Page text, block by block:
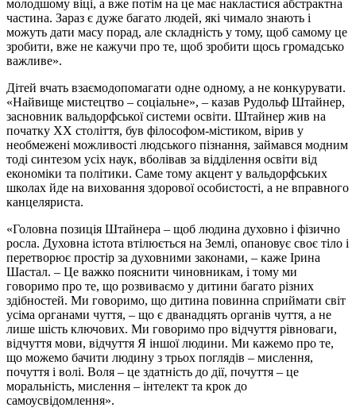
молодшому віці, а вже потім на це має накластися абстрактна
частина. Зараз є дуже багато людей, які чимало знають і
можуть дати масу порад, але складність у тому, щоб самому це
зробити, вже не кажучи про те, щоб зробити щось громадсько
важливе».
Дітей вчать взаємодопомагати одне одному, а не конкурувати.
«Найвище мистецтво – соціальне», – казав Рудольф Штайнер,
засновник вальдорфської системи освіти. Штайнер жив на
початку ХХ століття, був філософом-містиком, вірив у
необмежені можливості людського пізнання, займався модним
тоді синтезом усіх наук, вболівав за відділення освіти від
економіки та політики. Саме тому акцент у вальдорфських
школах йде на виховання здорової особистості, а не вправного
канцеляриста.
«Головна позиція Штайнера – щоб людина духовно і фізично
росла. Духовна істота втілюється на Землі, опановує своє тіло і
перетворює простір за духовними законами, – каже Ірина
Шастал. – Це важко пояснити чиновникам, і тому ми
говоримо про те, що розвиваємо у дитини багато різних
здібностей. Ми говоримо, що дитина повинна сприймати світ
усіма органами чуття, – що є дванадцять органів чуття, а не
лише шість ключових. Ми говоримо про відчуття рівноваги,
відчуття мови, відчуття Я іншої людини. Ми кажемо про те,
що можемо бачити людину з трьох поглядів – мислення,
почуття і волі. Воля – це здатність до дії, почуття – це
моральність, мислення – інтелект та крок до
самоусвідомлення».